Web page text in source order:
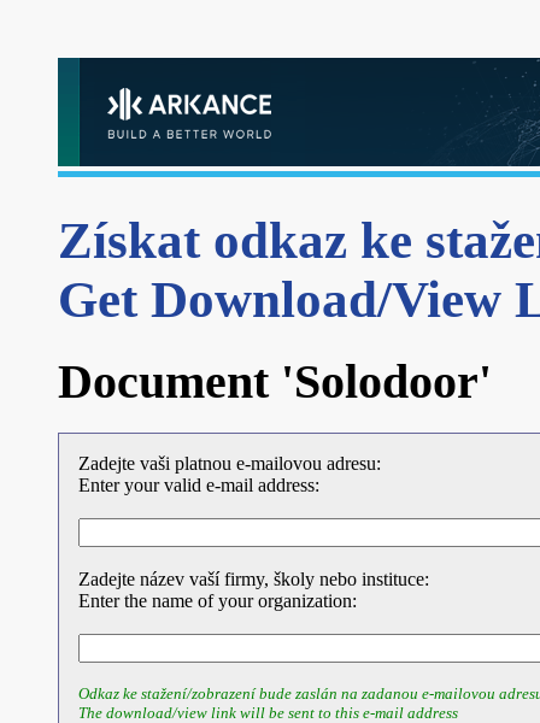
Získat odkaz ke
Get Download/View
Document 'Solodoor'
Zadejte vaši platnou e-mailovou adresu:
Enter your valid e-mail address:
Zadejte název vaší firmy, školy nebo instituce:
Enter the name of your organization:
Odkaz ke stažení/zobrazení bude zaslán na zadanou e-mailovou
The download/view link will be sent to this e-mail address